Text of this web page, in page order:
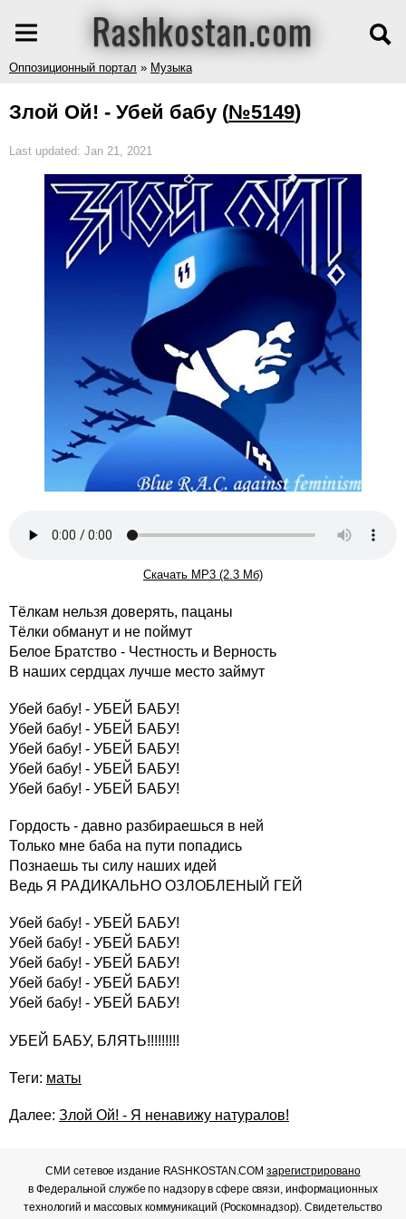
Rashkostan.com
Оппозиционный портал » Музыка
Злой Ой! - Убей бабу (№5149)
Last updated: Jan 21, 2021
Скачать MP3 (2.3 Мб)
Тёлкам нельзя доверять, пацаны
Тёлки обманут и не поймут
Белое Братство - Честность и Верность
В наших сердцах лучше место займут
Убей бабу! - УБЕЙ БАБУ!
Убей бабу! - УБЕЙ БАБУ!
Убей бабу! - УБЕЙ БАБУ!
Убей бабу! - УБЕЙ БАБУ!
Убей бабу! - УБЕЙ БАБУ!
Гордость - давно разбираешься в ней
Только мне баба на пути попадись
Познаешь ты силу наших идей
Ведь Я РАДИКАЛЬНО ОЗЛОБЛЕНЫЙ ГЕЙ
Убей бабу! - УБЕЙ БАБУ!
Убей бабу! - УБЕЙ БАБУ!
Убей бабу! - УБЕЙ БАБУ!
Убей бабу! - УБЕЙ БАБУ!
Убей бабу! - УБЕЙ БАБУ!
УБЕЙ БАБУ, БЛЯТЬ!!!!!!!!!
Теги: маты
Далее: Злой Ой! - Я ненавижу натуралов!
СМИ сетевое издание RASHKOSTAN.COMзарегистрировано
в Федеральной службе по надзору в сфере связи, информационных
технологий и массовых коммуникаций (Роскомнадзор). Свидетельство